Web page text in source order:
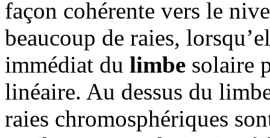
façon cohérente vers le
beaucoup de raies,
immédiat du limbe solaire
linéaire. Au dessus du
raies chromosphériques